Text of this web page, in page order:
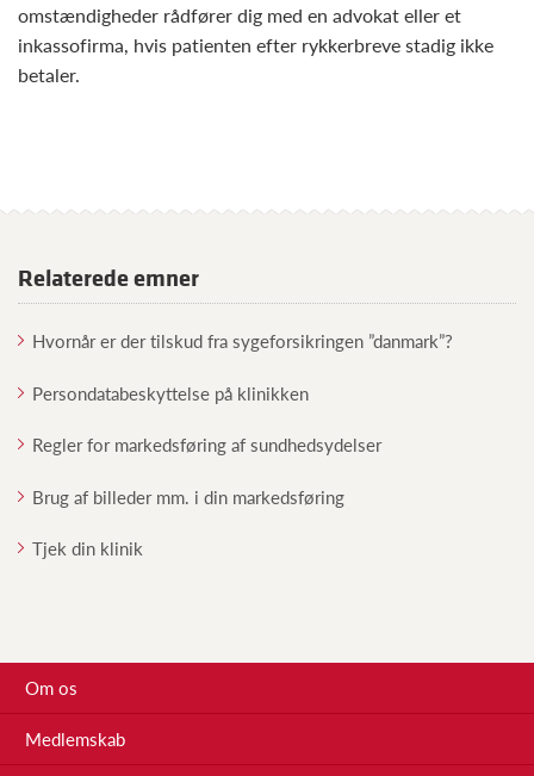
omstændigheder rådfører dig med en advokat eller et
inkassofirma, hvis patienten efter rykkerbreve stadig ikke
betaler.
Relaterede emner
Hvornår er der tilskud fra sygeforsikringen ”danmark”?
Persondatabeskyttelse på klinikken
Regler for markedsføring af sundhedsydelser
Brug af billeder mm. i din markedsføring
Tjek din klinik
Om os
Medlemskab